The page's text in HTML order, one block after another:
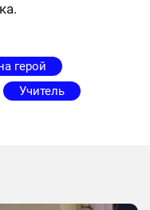
герой
Учитель